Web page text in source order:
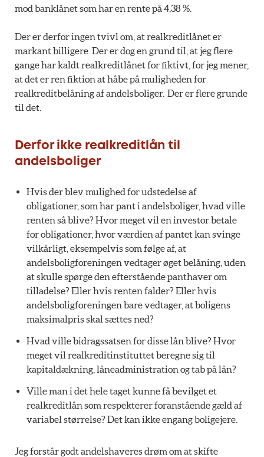
mod banklånet som har en rente på 4,38 %.
Der er derfor ingen tvivl om, at realkreditlånet er
markant billigere. Der er dog en grund til, at jeg flere
gange har kaldt realkreditlånet for fiktivt, for jeg mener,
at det er ren fiktion at håbe på muligheden for
realkreditbelåning af andelsboliger. Der er flere grunde
til det.
Derfor ikke realkreditlån til
andelsboliger
Hvis der blev mulighed for udstedelse af
obligationer, som har pant i andelsboliger, hvad ville
renten så blive? Hvor meget vil en investor betale
for obligationer, hvor værdien af pantet kan svinge
vilkårligt, eksempelvis som følge af, at
andelsboligforeningen vedtager øget belåning, uden
at skulle spørge den efterstående panthaver om
tilladelse? Eller hvis renten falder? Eller hvis
andelsboligforeningen bare vedtager, at boligens
maksimalpris skal sættes ned?
Hvad ville bidragssatsen for disse lån blive? Hvor
meget vil realkreditinstituttet beregne sig til
kapitaldækning, låneadministration og tab på lån?
Ville man i det hele taget kunne få bevilget et
realkreditlån som respekterer foranstående gæld af
variabel størrelse? Det kan ikke engang boligejere.
Jeg forstår godt andelshaveres drøm om at skifte